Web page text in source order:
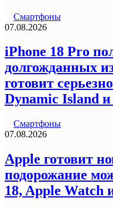
Смартфоны
07.08.2026
iPhone 18 Pro
долгожданных
готовит
Dynamic Island
Смартфоны
07.08.2026
Apple готовит
подорожание
18, Apple Watch